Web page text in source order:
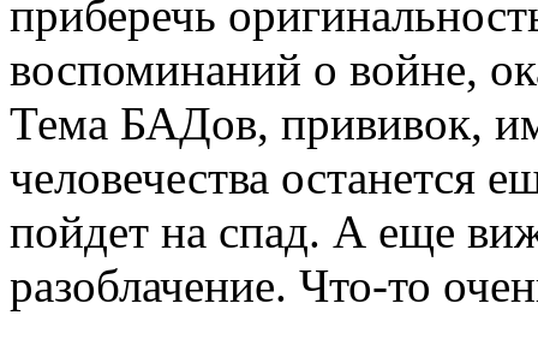
приберечь
воспоминаний о войне,
Тема БАДов, прививок,
человечества останется
пойдет на спад. А еще
разоблачение. Что-то